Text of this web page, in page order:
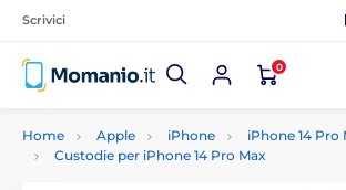
Scrivici
0
Home Apple iPhone
iPhone 14 Pro
Custodie per iPhone 14 Pro Max